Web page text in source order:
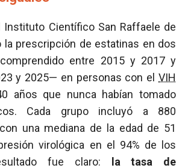
Instituto Científico San Raffaele de
la prescripción de estatinas en dos
entre 2015 y 2017 y
y 2025— en personas con el VIH
años que nunca habían tomado
Cada grupo incluyó a 880
una mediana de la edad de 51
virológica en el 94% de los
fue claro:
la tasa de